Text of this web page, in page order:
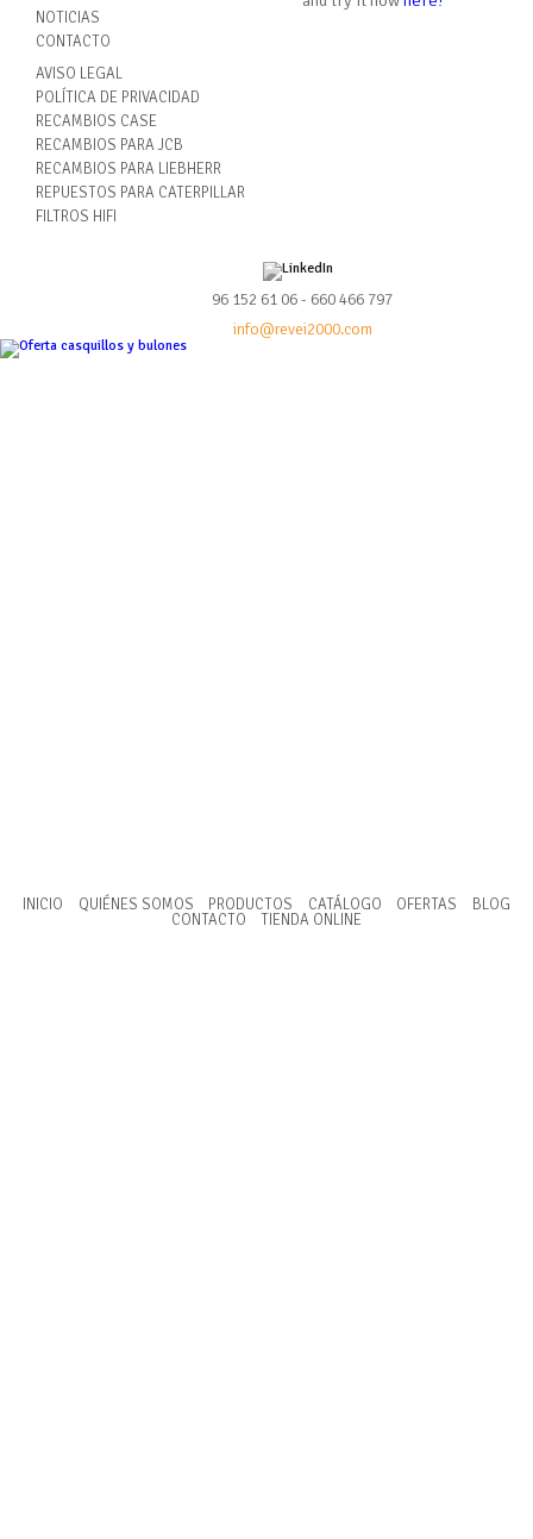
INICIO QUIÉNES SOMOS PRODUCTOS CATÁLOGO OFERTAS
BLOG
CONTACTO
TIENDA ONLINE
NOTICIAS
CONTACTO
AVISO LEGAL
POLÍTICA DE PRIVACIDAD
RECAMBIOS CASE
RECAMBIOS PARA JCB
RECAMBIOS PARA LIEBHERR
REPUESTOS PARA CATERPILLAR
FILTROS HIFI
96 152 61 06 - 660 466 797
info@revei2000.com